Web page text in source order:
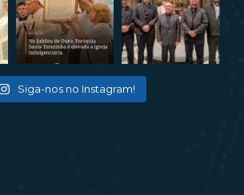
Siga-nos no Instagram!